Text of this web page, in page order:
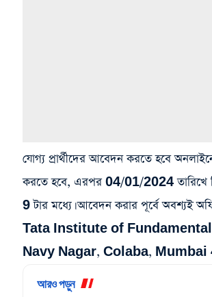
যোগ্য প্রার্থীদের আবেদন করতে হবে
করতে হবে, এরপর 04/01/2024 তারিখে
9 টার মধ্যে। আবেদন করার পূর্বে অবশ্যই
Tata Institute of
Navy Nagar, Colaba, Mumbai
আরও পড়ুন